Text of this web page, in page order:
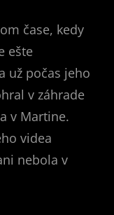
čase, kedy
ešte
už počas jeho
v záhrade
v Martine.
videa
nebola v